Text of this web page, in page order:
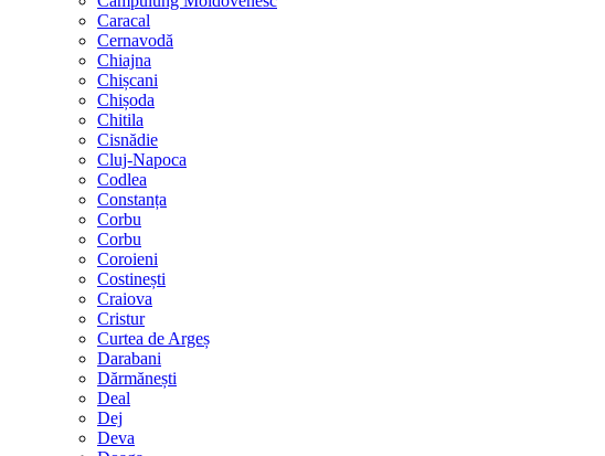
Caracal
Cernavodă
Chiajna
Chișcani
Chișoda
Chitila
Cisnădie
Cluj-Napoca
Codlea
Constanța
Corbu
Corbu
Coroieni
Costinești
Craiova
Cristur
Curtea de Argeș
Darabani
Dărmănești
Deal
Dej
Deva